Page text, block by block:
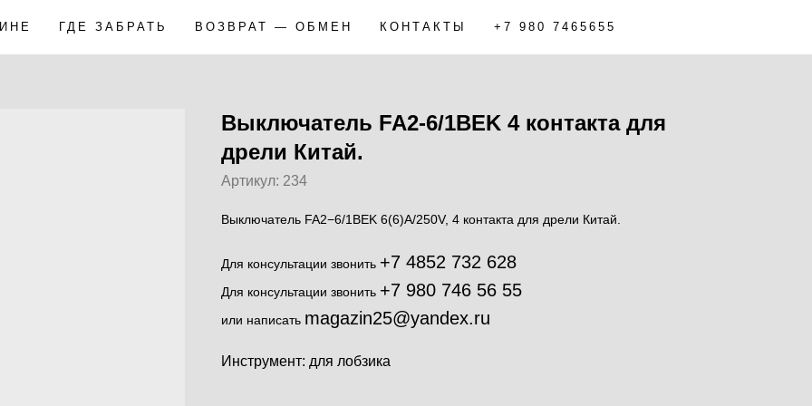
ГДЕ ЗАБРАТЬ ВОЗВРАТ — ОБМЕН КОНТАКТЫ +7 980 7465655
Выключатель FA2-6/1BEK 4 контакта для
дрели Китай.
Артикул: 234
Выключатель FA2−6/1BEK 6(6)A/250V, 4 контакта для дрели Китай.
Для консультации звонить +7 4852 732 628
Для консультации звонить +7 980 746 56 55
или написать magazin25@yandex.ru
Инструмент: для лобзика